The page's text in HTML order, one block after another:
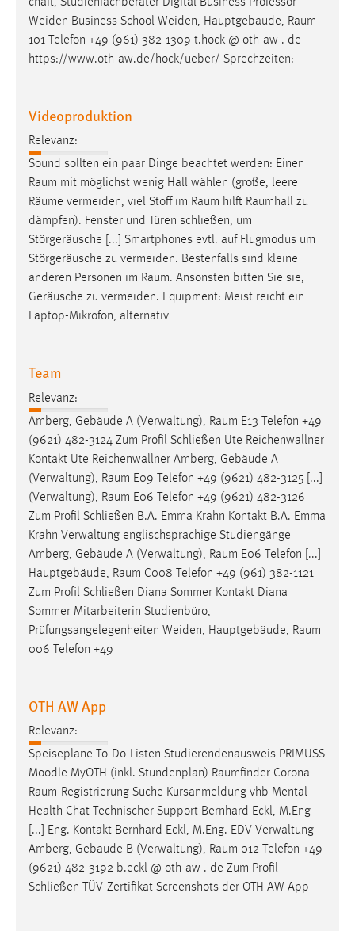
Weiden Business School Weiden, Hauptgebäude, Raum
101 Telefon +49 (961) 382-1309 t.hock @ oth-aw . de
https://www.oth-aw.de/hock/ueber/ Sprechzeiten:
Videoproduktion
Relevanz:
Sound sollten ein paar Dinge beachtet werden: Einen
Raum mit möglichst wenig Hall wählen (große, leere
Räume vermeiden, viel Stoff im Raum hilft Raumhall zu
dämpfen). Fenster und Türen schließen, um
Störgeräusche [...] Smartphones evtl. auf Flugmodus um
Störgeräusche zu vermeiden. Bestenfalls sind kleine
anderen Personen im Raum. Ansonsten bitten Sie sie,
Geräusche zu vermeiden. Equipment: Meist reicht ein
Laptop-Mikrofon, alternativ
Team
Relevanz:
Amberg, Gebäude A (Verwaltung), Raum E13 Telefon +49
(9621) 482-3124 Zum Profil Schließen Ute Reichenwallner
Kontakt Ute Reichenwallner Amberg, Gebäude A
(Verwaltung), Raum E09 Telefon +49 (9621) 482-3125 [...]
(Verwaltung), Raum E06 Telefon +49 (9621) 482-3126
Zum Profil Schließen B.A. Emma Krahn Kontakt B.A. Emma
Krahn Verwaltung englischsprachige Studiengänge
Amberg, Gebäude A (Verwaltung), Raum E06 Telefon [...]
Hauptgebäude, Raum C008 Telefon +49 (961) 382-1121
Zum Profil Schließen Diana Sommer Kontakt Diana
Sommer Mitarbeiterin Studienbüro,
Prüfungsangelegenheiten Weiden, Hauptgebäude, Raum
006 Telefon +49
OTH AW App
Relevanz:
Speisepläne To-Do-Listen Studierendenausweis PRIMUSS
Moodle MyOTH (inkl. Stundenplan) Raumfinder Corona
Raum-Registrierung Suche Kursanmeldung vhb Mental
Health Chat Technischer Support Bernhard Eckl, M.Eng
[...] Eng. Kontakt Bernhard Eckl, M.Eng. EDV Verwaltung
Amberg, Gebäude B (Verwaltung), Raum 012 Telefon +49
(9621) 482-3192 b.eckl @ oth-aw . de Zum Profil
Schließen TÜV-Zertifikat Screenshots der OTH AW App